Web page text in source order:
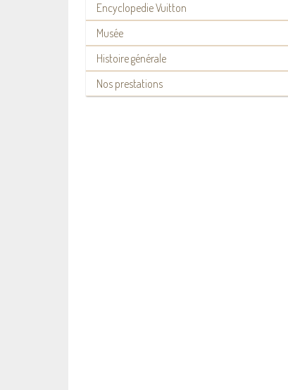
Encyclopedie Vuitton
Musée
Histoire générale
Nos prestations